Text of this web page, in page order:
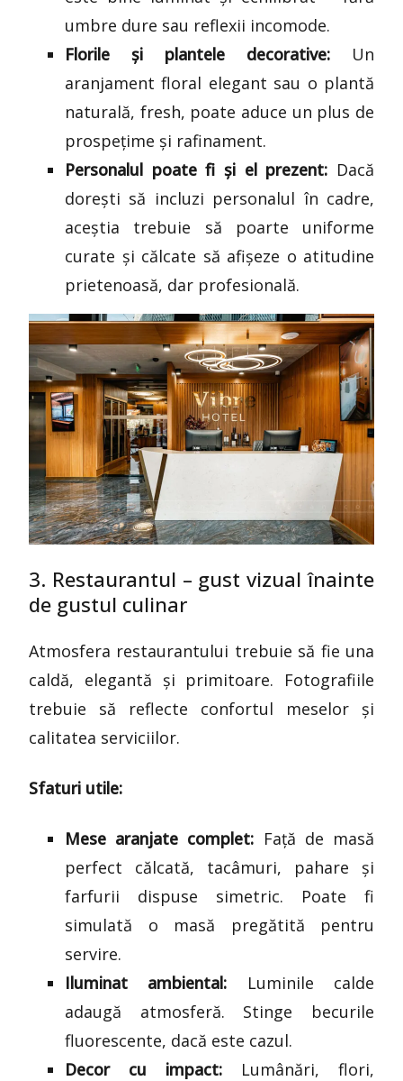
umbre dure sau reflexii incomode.
Florile și plantele decorative: Un
aranjament floral elegant sau o plantă
naturală, fresh, poate aduce un plus de
prospețime și rafinament.
Personalul poate fi și el prezent: Dacă
dorești să incluzi personalul în cadre,
aceștia trebuie să poarte uniforme
curate și călcate să afișeze o atitudine
prietenoasă, dar profesională.
3. Restaurantul – gust vizual înainte
de gustul culinar
Atmosfera restaurantului trebuie să fie una
caldă, elegantă și primitoare. Fotografiile
trebuie să reflecte confortul meselor și
calitatea serviciilor.
Sfaturi utile:
Mese aranjate complet: Față de masă
perfect călcată, tacâmuri, pahare și
farfurii dispuse simetric. Poate fi
simulată o masă pregătită pentru
servire.
Iluminat ambiental: Luminile calde
adaugă atmosferă. Stinge becurile
fluorescente, dacă este cazul.
Decor cu impact: Lumânări, flori,